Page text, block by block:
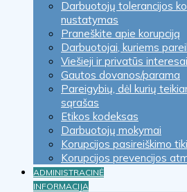
Darbuotojų tolerancijos
nustatymas
Praneškite apie korupciją
Darbuotojai, kuriems
Viešieji ir privatūs interesai
Gautos dovanos/parama
Pareigybių, dėl kurių
sąrašas
Etikos kodeksas
Darbuotojų mokymai
Korupcijos pasireiškimo
Korupcijos prevencijos
ADMINISTRACINĖ
INFORMACIJA